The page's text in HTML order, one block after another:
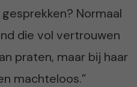
Normaal
die vol vertrouwen
praten, maar bij haar
machteloos.”